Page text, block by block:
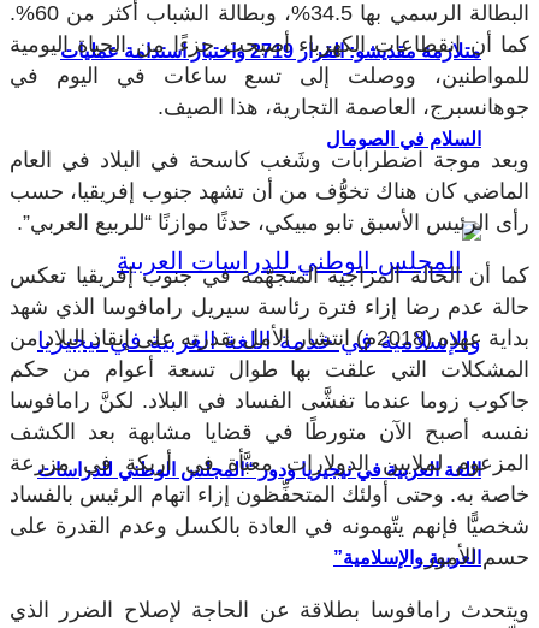
متلازمة مقديشو: القرار 2719 واختبار استدامة عمليات
السلام في الصومال
اللغة العربية في نيجيريا ودور “المجلس الوطني للدراسات
العربية والإسلامية”
البطالة الرسمي بها 34.5%، وبطالة الشباب أكثر من 60%.
كما أن انقطاعات الكهرباء أصبحت جزءًا من الحياة اليومية
للمواطنين، ووصلت إلى تسع ساعات في اليوم في
جوهانسبرج، العاصمة التجارية، هذا الصيف.
وبعد موجة اضطرابات وشَغب كاسحة في البلاد في العام
الماضي كان هناك تخوُّف من أن تشهد جنوب إفريقيا، حسب
رأى الرئيس الأسبق تابو مبيكي، حدثًا موازنًا “للربيع العربي”.
كما أن الحالة المزاجية المتجهّمة في جنوب إفريقيا تعكس
حالة عدم رضا إزاء فترة رئاسة سيريل رامافوسا الذي شهد
بداية عهده (2018م) انتشار الأمل بقدرته على إنقاذ البلاد من
المشكلات التي علقت بها طوال تسعة أعوام من حكم
جاكوب زوما عندما تفشَّى الفساد في البلاد. لكنَّ رامافوسا
نفسه أصبح الآن متورطًا في قضايا مشابهة بعد الكشف
المزعوم لملايين الدولارات معبَّأة في أريكة في مزرعة
خاصة به. وحتى أولئك المتحفِّظون إزاء اتهام الرئيس بالفساد
شخصيًّا فإنهم يتّهمونه في العادة بالكسل وعدم القدرة على
حسم الأمور.
ويتحدث رامافوسا بطلاقة عن الحاجة لإصلاح الضرر الذي